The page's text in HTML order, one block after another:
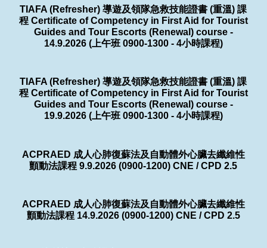
TIAFA (Refresher) 導遊及領隊急救技能證書 (重溫) 課
程 Certificate of Competency in First Aid for Tourist
Guides and Tour Escorts (Renewal) course -
14.9.2026 (上午班 0900-1300 - 4小時課程)
TIAFA (Refresher) 導遊及領隊急救技能證書 (重溫) 課
程 Certificate of Competency in First Aid for Tourist
Guides and Tour Escorts (Renewal) course -
19.9.2026 (上午班 0900-1300 - 4小時課程)
ACPRAED 成人心肺復蘇法及自動體外心臟去纖維性
顫動法課程 9.9.2026 (0900-1200) CNE / CPD 2.5
ACPRAED 成人心肺復蘇法及自動體外心臟去纖維性
顫動法課程 14.9.2026 (0900-1200) CNE / CPD 2.5